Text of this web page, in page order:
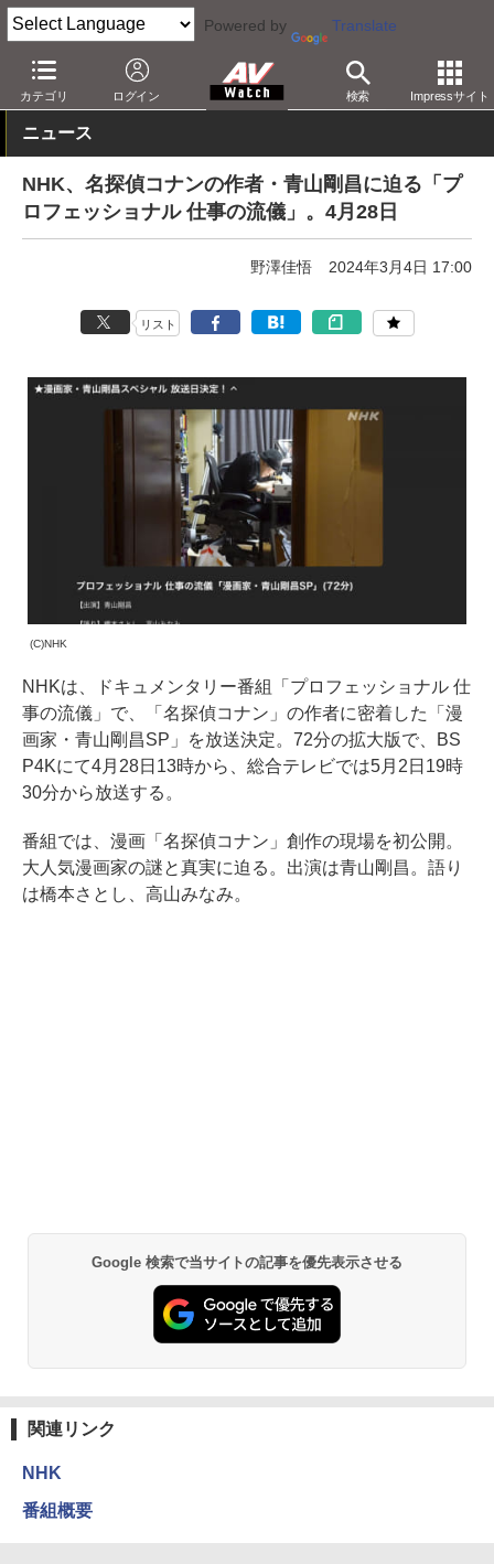
Powered by Translate
カテゴリ ログイン 検索 Impressサイト
AV Watch コンテンツ・サービス 放送 その他
ニュース
NHK、名探偵コナンの作者・青山剛昌に迫る「プ
ロフェッショナル 仕事の流儀」。4月28日
野澤佳悟 2024年3月4日 17:00
リスト
(C)NHK
NHKは、ドキュメンタリー番組「プロフェッショナル 仕
事の流儀」で、「名探偵コナン」の作者に密着した「漫
画家・青山剛昌SP」を放送決定。72分の拡大版で、BS
P4Kにて4月28日13時から、総合テレビでは5月2日19時
30分から放送する。
番組では、漫画「名探偵コナン」創作の現場を初公開。
大人気漫画家の謎と真実に迫る。出演は青山剛昌。語り
は橋本さとし、高山みなみ。
Google 検索で当サイトの記事を優先表示させる
関連リンク
NHK
番組概要